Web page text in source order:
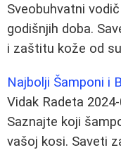
Sveobuhvatni
godišnjih doba.
i zaštitu kože od
Najbolji Šamponi i
Vidak Radeta
Saznajte koji
vašoj kosi. Saveti